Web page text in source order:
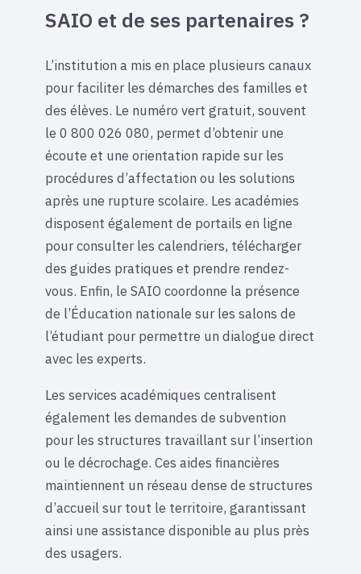
SAIO et de ses partenaires ?
L’institution a mis en place plusieurs canaux
pour faciliter les démarches des familles et
des élèves. Le numéro vert gratuit, souvent
le 0 800 026 080, permet d’obtenir une
écoute et une orientation rapide sur les
procédures d’affectation ou les solutions
après une rupture scolaire. Les académies
disposent également de portails en ligne
pour consulter les calendriers, télécharger
des guides pratiques et prendre rendez-
vous. Enfin, le SAIO coordonne la présence
de l’Éducation nationale sur les salons de
l’étudiant pour permettre un dialogue direct
avec les experts.
Les services académiques centralisent
également les demandes de subvention
pour les structures travaillant sur l’insertion
ou le décrochage. Ces aides financières
maintiennent un réseau dense de structures
d’accueil sur tout le territoire, garantissant
ainsi une assistance disponible au plus près
des usagers.